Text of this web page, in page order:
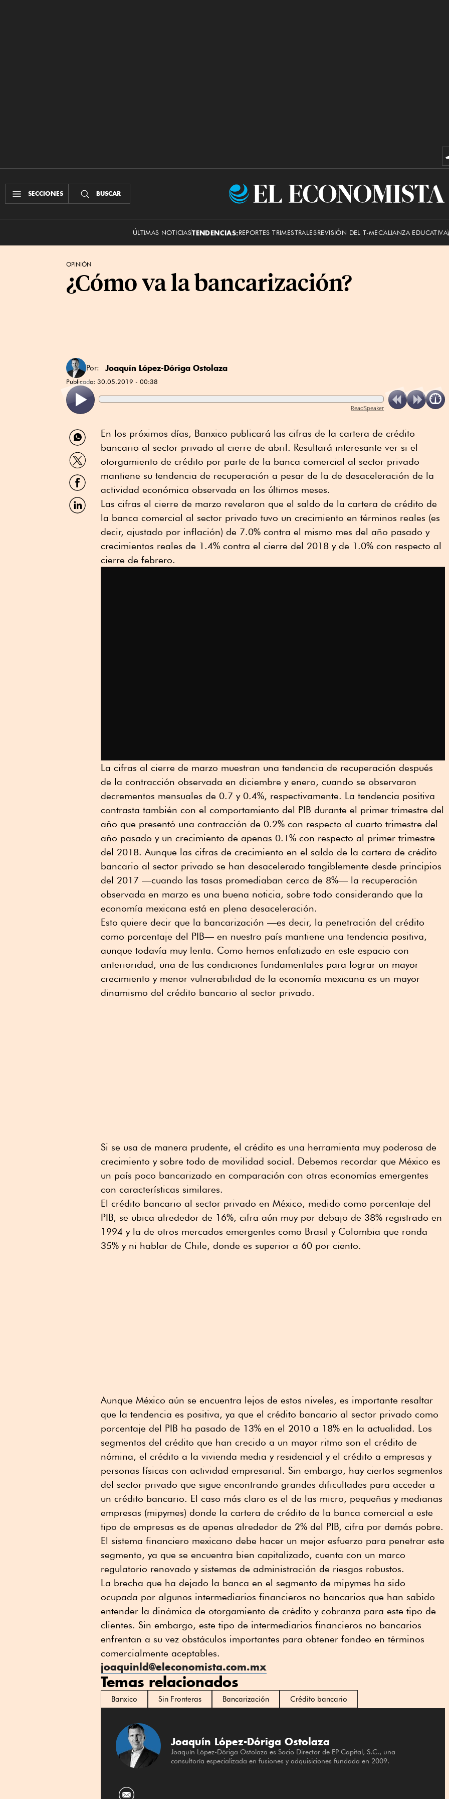
SECCIONES BUSCAR
El
ÚLTIMAS NOTICIASTENDENCIAS:REPORTES TRIMESTRALESREVISIÓN DEL T-MECALIANZA EDUCATIVA
OPINIÓN
¿Cómo va la bancarización?
Por: Joaquín López-Dóriga Ostolaza
Publicado: 30.05.2019 - 00:38
ReadSpeaker
Compartir
por
WhatsApp
Compartir
por
Twitter
Compartir
por
Facebook
Compartir
por
En los próximos días, Banxico publicará las cifras de la cartera de crédito
bancario al sector privado al cierre de abril. Resultará interesante ver si el
otorgamiento de crédito por parte de la banca comercial al sector privado
mantiene su tendencia de recuperación a pesar de la de desaceleración de la
actividad económica observada en los últimos meses.
Las cifras el cierre de marzo revelaron que el saldo de la cartera de crédito de
la banca comercial al sector privado tuvo un crecimiento en términos reales (es
decir, ajustado por inflación) de 7.0% contra el mismo mes del año pasado y
crecimientos reales de 1.4% contra el cierre del 2018 y de 1.0% con respecto al
cierre de febrero.
La cifras al cierre de marzo muestran una tendencia de recuperación después
de la contracción observada en diciembre y enero, cuando se observaron
decrementos mensuales de 0.7 y 0.4%, respectivamente. La tendencia positiva
contrasta también con el comportamiento del PIB durante el primer trimestre del
año que presentó una contracción de 0.2% con respecto al cuarto trimestre del
año pasado y un crecimiento de apenas 0.1% con respecto al primer trimestre
del 2018. Aunque las cifras de crecimiento en el saldo de la cartera de crédito
bancario al sector privado se han desacelerado tangiblemente desde principios
del 2017 —cuando las tasas promediaban cerca de 8%— la recuperación
observada en marzo es una buena noticia, sobre todo considerando que la
economía mexicana está en plena desaceleración.
Esto quiere decir que la bancarización —es decir, la penetración del crédito
como porcentaje del PIB— en nuestro país mantiene una tendencia positiva,
aunque todavía muy lenta. Como hemos enfatizado en este espacio con
anterioridad, una de las condiciones fundamentales para lograr un mayor
crecimiento y menor vulnerabilidad de la economía mexicana es un mayor
dinamismo del crédito bancario al sector privado.
Si se usa de manera prudente, el crédito es una herramienta muy poderosa de
crecimiento y sobre todo de movilidad social. Debemos recordar que México es
un país poco bancarizado en comparación con otras economías emergentes
con características similares.
El crédito bancario al sector privado en México, medido como porcentaje del
PIB, se ubica alrededor de 16%, cifra aún muy por debajo de 38% registrado en
1994 y la de otros mercados emergentes como Brasil y Colombia que ronda
35% y ni hablar de Chile, donde es superior a 60 por ciento.
Aunque México aún se encuentra lejos de estos niveles, es importante resaltar
que la tendencia es positiva, ya que el crédito bancario al sector privado como
porcentaje del PIB ha pasado de 13% en el 2010 a 18% en la actualidad. Los
segmentos del crédito que han crecido a un mayor ritmo son el crédito de
nómina, el crédito a la vivienda media y residencial y el crédito a empresas y
personas físicas con actividad empresarial. Sin embargo, hay ciertos segmentos
del sector privado que sigue encontrando grandes dificultades para acceder a
un crédito bancario. El caso más claro es el de las micro, pequeñas y medianas
empresas (mipymes) donde la cartera de crédito de la banca comercial a este
tipo de empresas es de apenas alrededor de 2% del PIB, cifra por demás pobre.
El sistema financiero mexicano debe hacer un mejor esfuerzo para penetrar este
segmento, ya que se encuentra bien capitalizado, cuenta con un marco
regulatorio renovado y sistemas de administración de riesgos robustos.
La brecha que ha dejado la banca en el segmento de mipymes ha sido
ocupada por algunos intermediarios financieros no bancarios que han sabido
entender la dinámica de otorgamiento de crédito y cobranza para este tipo de
clientes. Sin embargo, este tipo de intermediarios financieros no bancarios
enfrentan a su vez obstáculos importantes para obtener fondeo en términos
comercialmente aceptables.
joaquinld@eleconomista.com.mx
Temas relacionados
Banxico Sin Fronteras Bancarización Crédito bancario
Joaquín López-Dóriga Ostolaza
Joaquín López-Dóriga Ostolaza es Socio Director de EP Capital, S.C., una
consultoría especializada en fusiones y adquisiciones fundada en 2009.